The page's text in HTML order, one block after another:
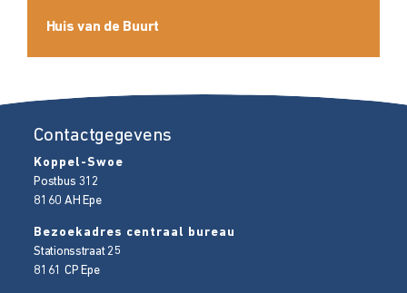
Huis van de Buurt
Contactgegevens
Koppel-Swoe
Postbus 312
8160 AH Epe
Bezoekadres centraal bureau
Stationsstraat 25
8161 CP Epe